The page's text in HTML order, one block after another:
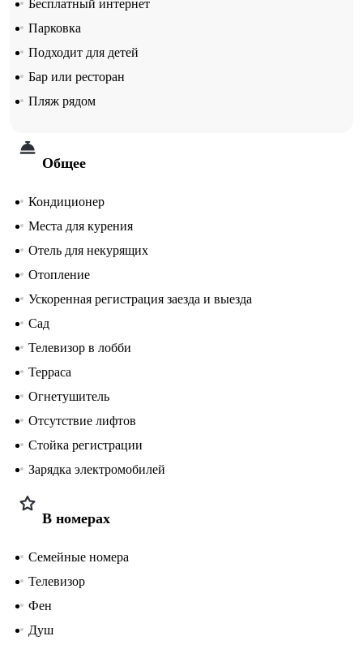
Бесплатный интернет
Парковка
Подходит для детей
Бар или ресторан
Пляж рядом
Общее
Кондиционер
Места для курения
Отель для некурящих
Отопление
Ускоренная регистрация заезда и выезда
Сад
Телевизор в лобби
Терраса
Огнетушитель
Отсутствие лифтов
Стойка регистрации
Зарядка электромобилей
В номерах
Семейные номера
Телевизор
Фен
Душ